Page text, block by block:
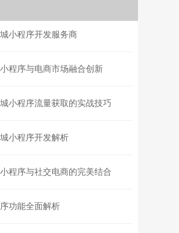
小程序开发服务商
小程序与电商市场融合创新
小程序流量获取的实战技巧
小程序开发解析
小程序与社交电商的完美结合
功能全面解析